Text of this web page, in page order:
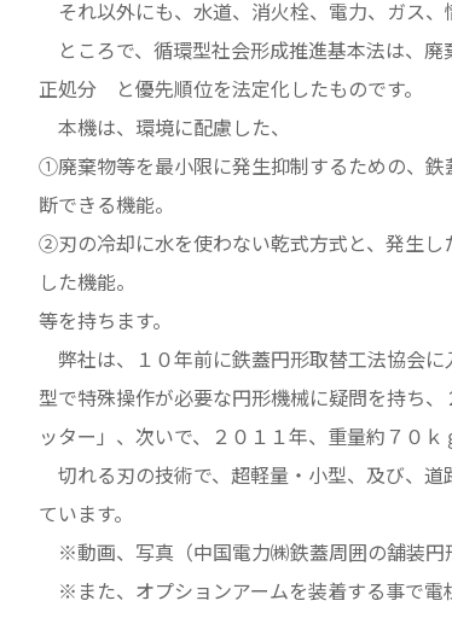
それ以外にも、水道、消火栓、電力、ガス、
ところで、循環型社会形成推進基本法は、
正処分 と優先順位を法定化したものです。
本機は、環境に配慮した、
①廃棄物等を最小限に発生抑制するための、
断できる機能。
②刃の冷却に水を使わない乾式方式と、発生し
した機能。
等を持ちます。
弊社は、１０年前に鉄蓋円形取替工法協会
型で特殊操作が必要な円形機械に疑問を持ち
ッター」、次いで、２０１１年、重量約７０
切れる刃の技術で、超軽量・小型、及び、道
ています。
※動画、写真（中国電力㈱鉄蓋周囲の舗装円
※また、オプションアームを装着する事で電